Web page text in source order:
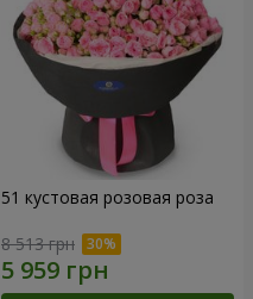
51 кустовая розовая роза
8 513 грн